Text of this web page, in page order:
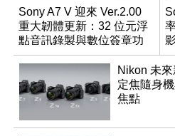
Sony A7 V 迎來 Ver.2.00
重大韌體更新：32 位元浮
點音訊錄製與數位簽章功
能登場
Nikon 未
定焦隨身
焦點